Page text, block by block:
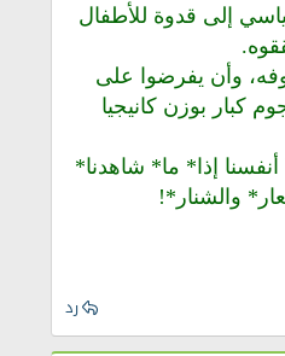
إلى قدوة للأطفال
وأن يفرضوا على
كبار بوزن كانيجيا
إذا* ‬ما* ‬شاهدنا*
‬والشنار*!‬
رد